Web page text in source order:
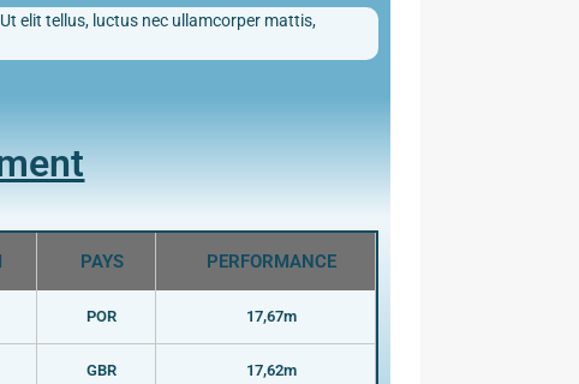
elit tellus, luctus nec ullamcorper mattis,
PAYS PERFORMANCE
POR 17,67m
GBR 17,62m